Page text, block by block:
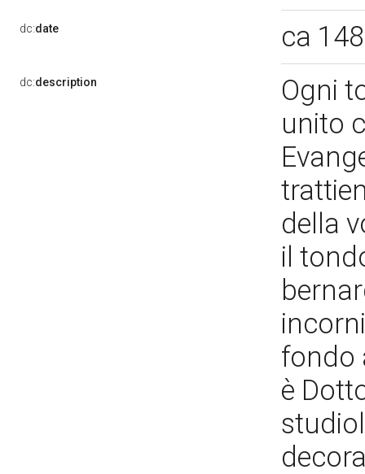
dc:date ca
dc:description
Ogni
unito
della
il
fondo
è